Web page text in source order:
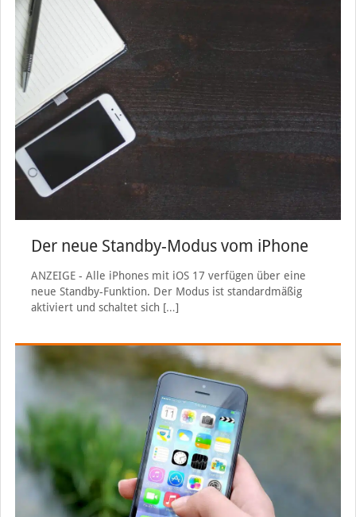
Der neue Standby-Modus vom iPhone
ANZEIGE - Alle iPhones mit iOS 17 verfügen über eine
neue Standby-Funktion. Der Modus ist standardmäßig
aktiviert und schaltet sich […]